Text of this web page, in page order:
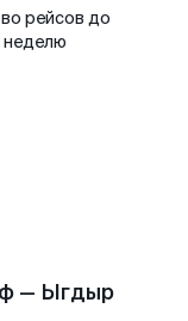
рейсов до
— Ыгдыр